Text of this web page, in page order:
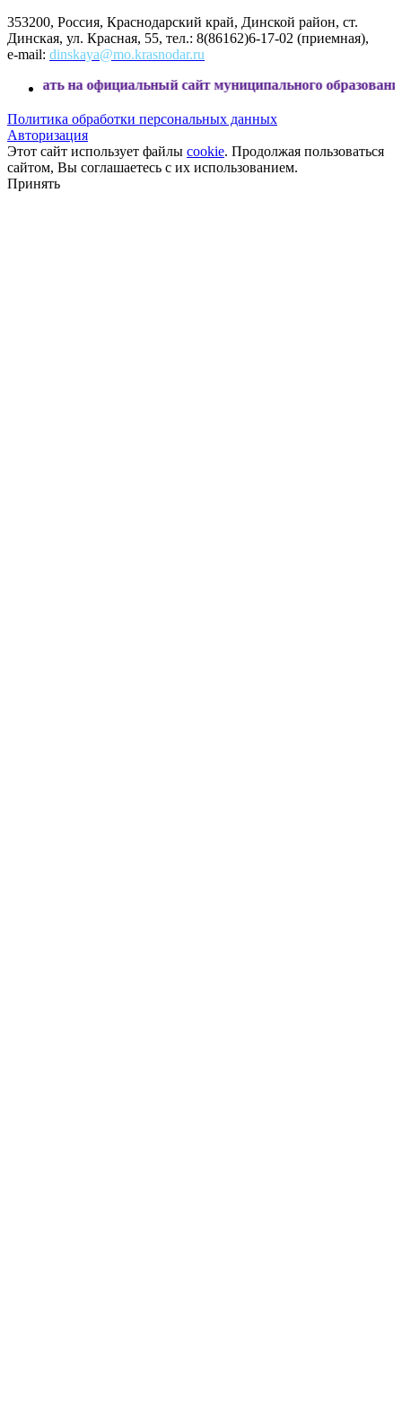
353200, Россия, Краснодарский край, Динской район, ст.
Динская, ул. Красная, 55, тел.: 8(86162)6-17-02 (приемная),
e-mail: dinskaya@mo.krasnodar.ru
официальный сайт муниципального образования Динской
Политика обработки персональных данных
Авторизация
Этот сайт использует файлы cookie. Продолжая пользоваться
сайтом, Вы соглашаетесь с их использованием.
Принять